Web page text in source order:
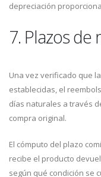
depreciación
7. Plazos de
Una vez verificado que
establecidas, el
días naturales a través
compra original.
El cómputo del plazo
recibe el producto
según qué condición se